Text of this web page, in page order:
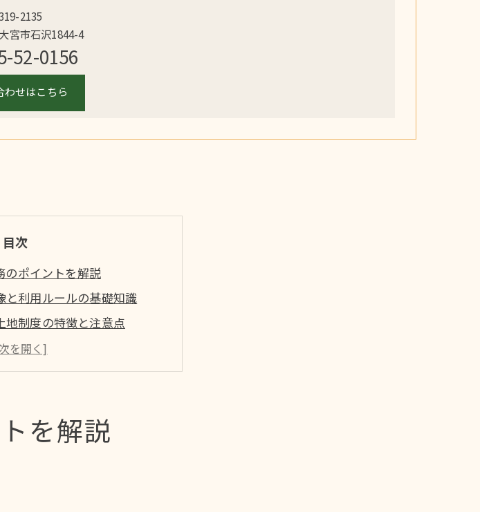
2135
宮市石沢1844-4
52-0156
わせはこちら
目次
のポイントを解説
と利用ルールの基礎知識
地制度の特徴と注意点
に必要な制度理解の重要性
き土地制度のポイントを解説
正しい読み方とは
やすい地名の正確な読み方
を解説